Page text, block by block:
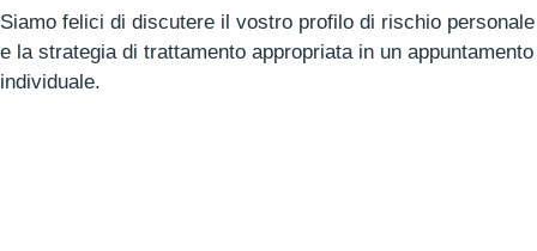
Siamo felici di discutere il vostro profilo di rischio personale
e la strategia di trattamento appropriata in un appuntamento
individuale.